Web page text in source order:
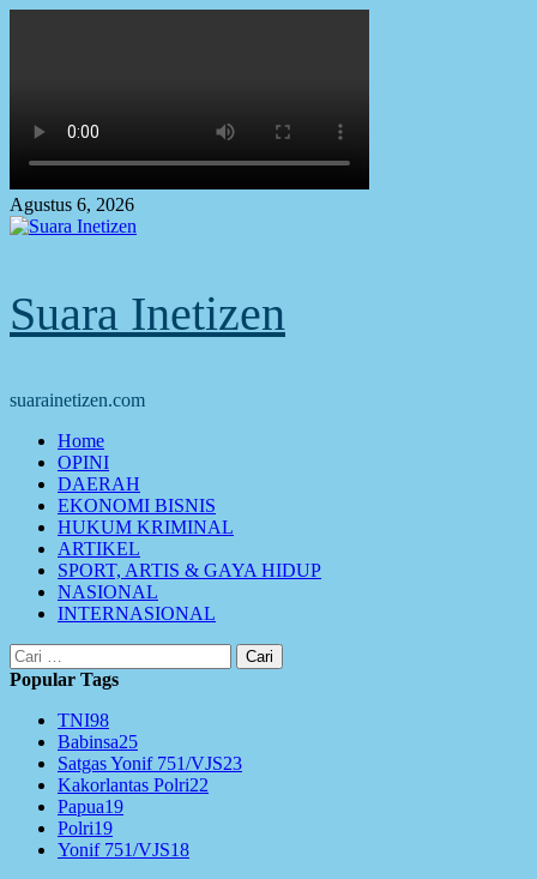
Agustus 6, 2026
Suara Inetizen
suarainetizen.com
Primary
Menu
Home
OPINI
DAERAH
EKONOMI BISNIS
HUKUM KRIMINAL
ARTIKEL
SPORT, ARTIS & GAYA HIDUP
NASIONAL
INTERNASIONAL
Cari
untuk:
Popular Tags
TNI98
Babinsa25
Satgas Yonif 751/VJS23
Kakorlantas Polri22
Papua19
Polri19
Yonif 751/VJS18